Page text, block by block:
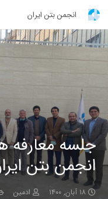
انجمن بتن ایران
جلسه معارفه
انجمن بتن
۱۸ آبان, ۱۴۰۰ ادمین